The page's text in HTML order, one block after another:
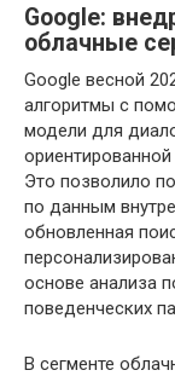
Google:
облачные
Google весной
алгоритмы с
модели для
Это позволило
по данным
обновленная
основе анализа
поведенческих
В сегменте